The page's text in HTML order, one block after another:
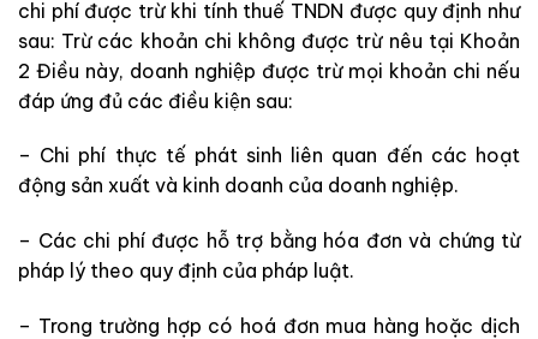
chi phí được trừ khi tính thuế TNDN được quy định như
sau: Trừ các khoản chi không được trừ nêu tại Khoản
2 Điều này, doanh nghiệp được trừ mọi khoản chi nếu
đáp ứng đủ các điều kiện sau:
– Chi phí thực tế phát sinh liên quan đến các hoạt
động sản xuất và kinh doanh của doanh nghiệp.
– Các chi phí được hỗ trợ bằng hóa đơn và chứng từ
pháp lý theo quy định của pháp luật.
– Trong trường hợp có hoá đơn mua hàng hoặc dịch